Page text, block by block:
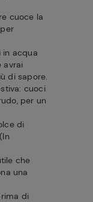
cuoce la
in acqua
avrai
di sapore.
cuoci
per un
di
che
una
di